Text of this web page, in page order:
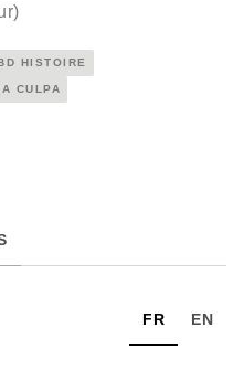
)
HISTOIRE
CULPA
FR EN